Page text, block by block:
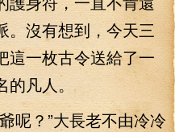
。沒有想到，今天三
這一枚古令送給了一
凡人。
？”大長老不由冷冷